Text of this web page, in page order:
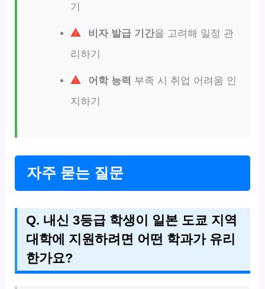
기
비자 발급 기간을 고려해 일정 관
리하기
어학 능력 부족 시 취업 어려움 인
지하기
자주 묻는 질문
Q. 내신 3등급 학생이 일본 도쿄 지역
대학에 지원하려면 어떤 학과가 유리
한가요?